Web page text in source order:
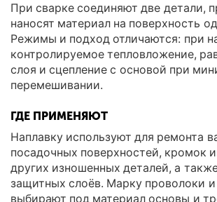
При сварке соединяют две детали,
наносят материал на поверхность
Режимы и подход отличаются: при
контролируемое тепловложение,
слоя и сцепление с основой при
перемешивании.
ГДЕ ПРИМЕНЯЮТ
Наплавку используют для ремонта
посадочных поверхностей, кромок
других изношенных деталей, а
защитных слоёв. Марку проволоки
выбирают под материал основы и